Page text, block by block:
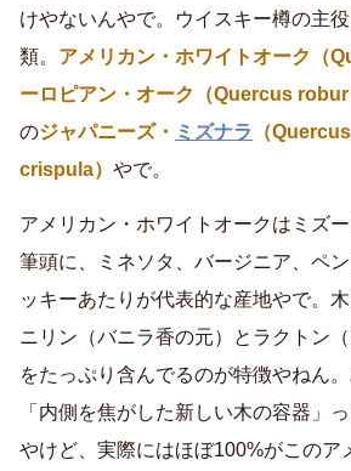
けやないんやで。ウイスキー樽の主
類。 アメリカン・ホワイトオーク（
ーロピアン・オーク（Quercus robur
のジャパニーズ・ ミズナラ
（
crispula） やで。
アメリカン・ホワイトオークはミズ
筆頭に、ミネソタ、バージニア、ペ
ッキーあたりが代表的な産地やで。
ニリン（バニラ香の元）とラクトン（
をたっぷり含んでるのが特徴やねん
「内側を焦がした新しい木の容器」
やけど、実際にはほぼ100%がこのア